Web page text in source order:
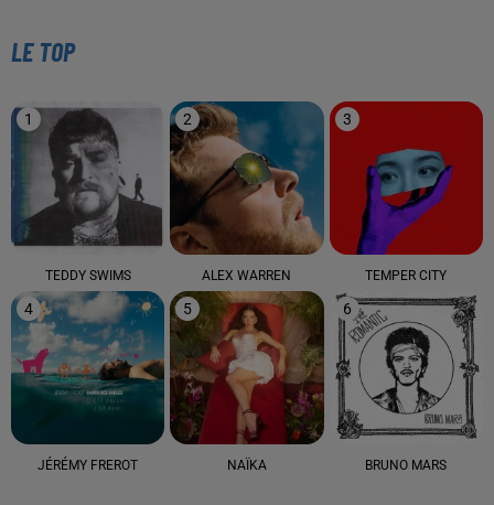
LE TOP
1
TEDDY SWIMS
2
ALEX WARREN
3
TEMPER CITY
4
JÉRÉMY FREROT
5
NAÏKA
6
BRUNO MARS